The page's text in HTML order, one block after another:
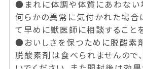
●まれに体調や体質にあわない
何らかの異常に気付かれた場合
て早めに獣医師に相談すること
●おいしさを保つために脱酸素
脱酸素剤は食べられませんので